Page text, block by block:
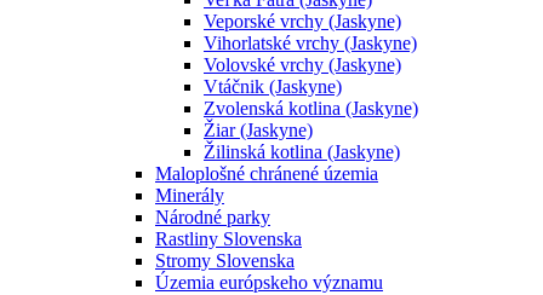
Veporské vrchy (Jaskyne)
Vihorlatské vrchy (Jaskyne)
Volovské vrchy (Jaskyne)
Vtáčnik (Jaskyne)
Zvolenská kotlina (Jaskyne)
Žiar (Jaskyne)
Žilinská kotlina (Jaskyne)
Maloplošné chránené územia
Minerály
Národné parky
Rastliny Slovenska
Stromy Slovenska
Územia európskeho významu